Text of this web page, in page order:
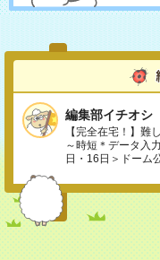
編集部イチオシ
【完全在宅！】難
～時短＊データ入
日・16日＞ドーム